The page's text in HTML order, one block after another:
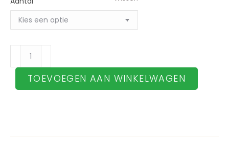
Belgische
frank
aantal
TOEVOEGEN AAN WINKELWAGEN